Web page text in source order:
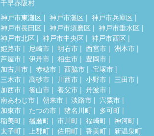
千早赤阪村
神戸市東灘区 神戸市灘区
神戸市兵庫区
神戸市長田区
神戸市須磨区
神戸市垂水区
神戸市北区
神戸市中央区
神戸市西区
姫路市
尼崎市 明石市 西宮市
洲本市
芦屋市
伊丹市 相生市
豊岡市
加古川市
赤穂市 西脇市
宝塚市
三木市
高砂市 川西市 小野市
三田市
加西市
篠山市 養父市
丹波市
南あわじ市
朝来市 淡路市
宍粟市
加東市
たつの市 猪名川町
多可町
稲美町
播磨町 市川町 福崎町
神河町
太子町
上郡町 佐用町 香美町 新温泉町